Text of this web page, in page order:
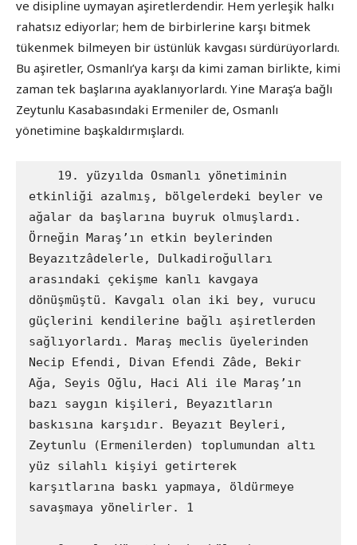
ve disipline uymayan aşiretlerdendir. Hem yerleşik halkı
rahatsız ediyorlar; hem de birbirlerine karşı bitmek
tükenmek bilmeyen bir üstünlük kavgası sürdürüyorlardı.
Bu aşiretler, Osmanlı’ya karşı da kimi zaman birlikte, kimi
zaman tek başlarına ayaklanıyorlardı. Yine Maraş’a bağlı
Zeytunlu Kasabasındaki Ermeniler de, Osmanlı
yönetimine başkaldırmışlardı.
etkinliği azalmış, bölgelerdeki beyler ve
ağalar da başlarına buyruk olmuşlardı.
Örneğin Maraş’ın etkin beylerinden
Beyazıtzâdelerle, Dulkadiroğulları
arasındaki çekişme kanlı kavgaya
dönüşmüştü. Kavgalı olan iki bey, vurucu
güçlerini kendilerine bağlı aşiretlerden
sağlıyorlardı. Maraş meclis üyelerinden
Necip Efendi, Divan Efendi Zâde, Bekir
Ağa, Seyis Oğlu, Haci Ali ile Maraş’ın
bazı saygın kişileri, Beyazıtların
baskısına karşıdır. Beyazıt Beyleri,
Zeytunlu (Ermenilerden) toplumundan altı
yüz silahlı kişiyi getirterek
karşıtlarına baskı yapmaya, öldürmeye
savaşmaya yönelirler. 1